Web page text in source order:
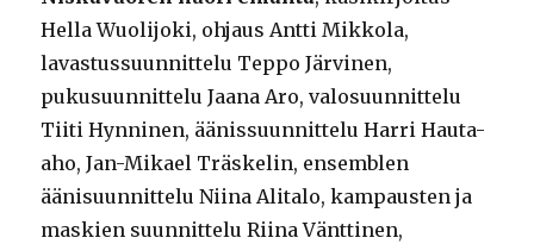
Hella Wuolijoki, ohjaus Antti Mikkola,
lavastussuunnittelu Teppo Järvinen,
pukusuunnittelu Jaana Aro, valosuunnittelu
Tiiti Hynninen, äänissuunnittelu Harri Hauta-
aho, Jan-Mikael Träskelin, ensemblen
äänisuunnittelu Niina Alitalo, kampausten ja
maskien suunnittelu Riina Vänttinen,